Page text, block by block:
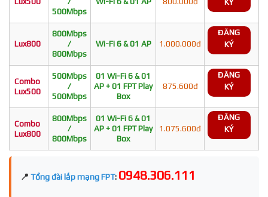
500Mbps
KÝ
Lux800
800Mbps
/
800Mbps
Wi-Fi 6 & 01 AP 1.000.000đ
ĐĂNG
KÝ
Combo
Lux500
500Mbps
/
500Mbps
01 Wi-Fi 6 & 01
AP + 01 FPT Play
Box
875.600đ
ĐĂNG
KÝ
Combo
Lux800
800Mbps
/
800Mbps
01 Wi-Fi 6 & 01
AP + 01 FPT Play
Box
1.075.600đ
ĐĂNG
KÝ
📍 Tổng đài lắp mạng FPT: 0948.306.111